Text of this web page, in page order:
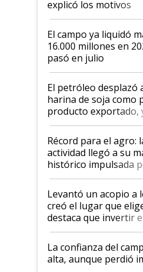
explicó los motivos
El campo ya liquidó
16.000 millones en
pasó en julio
El petróleo desplazó
harina de soja como
producto exportado,
el agro aportó casi
diez dólares y sostuvo
liderazgo en un
récord
Récord para el agro:
actividad llegó a su
histórico impulsada
cosecha y las
Levantó un acopio a
creó el lugar que
destaca que invertir
kirchnerismo era
plata a un hijo para
Juan Félix Rossetti, el
que de una dura
La confianza del
alta, aunque perdió